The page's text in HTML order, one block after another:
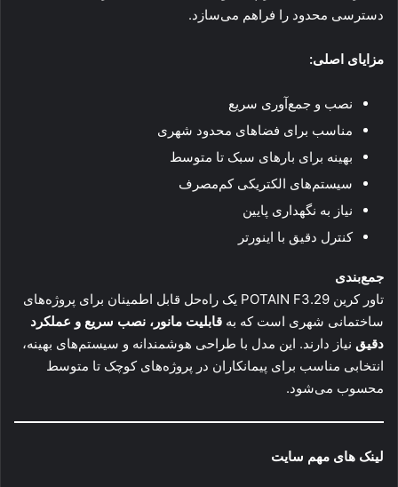
دسترسی محدود را فراهم می‌سازد.
مزایای اصلی:
نصب و جمع‌آوری سریع
مناسب برای فضاهای محدود شهری
بهینه برای بارهای سبک تا متوسط
سیستم‌های الکتریکی کم‌مصرف
نیاز به نگهداری پایین
کنترل دقیق با اینورتر
جمع‌بندی
تاور کرین POTAIN F3.29 یک راه‌حل قابل اطمینان برای پروژه‌های
ساختمانی شهری است که به قابلیت مانور، نصب سریع و عملکرد
دقیق نیاز دارند. این مدل با طراحی هوشمندانه و سیستم‌های بهینه،
انتخابی مناسب برای پیمانکاران در پروژه‌های کوچک تا متوسط
محسوب می‌شود.
لینک های مهم سایت